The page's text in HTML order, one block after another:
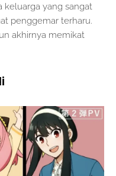
keluarga yang sangat
penggemar terharu.
akhirnya memikat